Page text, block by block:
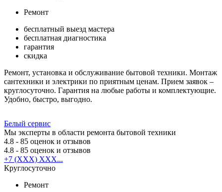
Ремонт
бесплатный выезд мастера
бесплатная диагностика
гарантия
скидка
Ремонт, установка и обслуживание бытовой техники. Монтаж
сантехники и электрики по приятным ценам. Прием заявок –
круглосуточно. Гарантия на любые работы и комплектующие.
Удобно, быстро, выгодно.
Белый сервис
Мы эксперты в области ремонта бытовой техники
4.8 - 85 оценок и отзывов
4.8 - 85 оценок и отзывов
+7 (XXX) XXX...
Круглосуточно
Ремонт